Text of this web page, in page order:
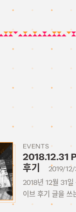
EVENTS
2018.12.31
후기
2019/12/
2018년 12월 31
이브 후기 글을 쓰